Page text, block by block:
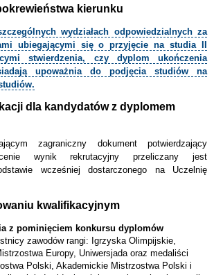
kierunku
wydziałach odpowiedzialnych za
ubiegającymi się o przyjęcie na studia II
stwierdzenia, czy dyplom ukończenia
upoważnia do podjęcia studiów na
dla kandydatów z dyplomem
zagraniczny dokument potwierdzający
wynik rekrutacyjny przeliczany jest
wcześniej dostarczonego na Uczelnię
kwalifikacyjnym
z pominięciem konkursu dyplomów
zawodów rangi: Igrzyska Olimpijskie,
Europy, Uniwersjada oraz medaliści
Polski, Akademickie Mistrzostwa Polski i